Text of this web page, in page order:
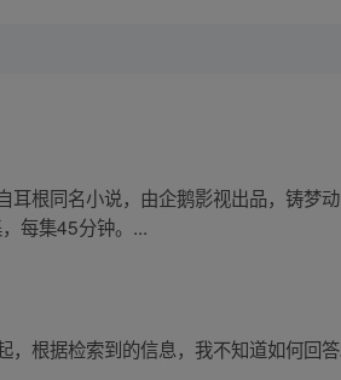
耳根同名小说，由企鹅影视出品，铸梦
每集45分钟。...
根据检索到的信息，我不知道如何回答